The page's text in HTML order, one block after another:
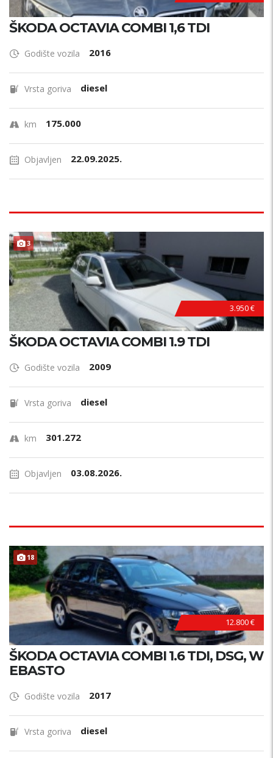
ŠKODA OCTAVIA COMBI 1,6 TDI
Godište vozila 2016
Vrsta goriva diesel
km 175.000
Objavljen 22.09.2025.
3
3.950 €
ŠKODA OCTAVIA COMBI 1.9 TDI
Godište vozila 2009
Vrsta goriva diesel
km 301.272
Objavljen 03.08.2026.
18
12.800 €
ŠKODA OCTAVIA COMBI 1.6 TDI, DSG, W
EBASTO
Godište vozila 2017
Vrsta goriva diesel